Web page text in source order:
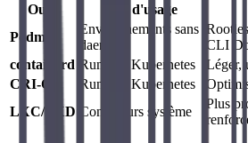
Outil Cas d'usage
Podman
Environnements sans
daemon
CLI
containerd
Runtime Kubernetes
Léger,
CRI-O
Runtime Kubernetes
LXC/LXD Conteneurs système
Plus